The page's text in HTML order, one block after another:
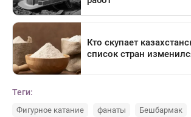
Теги:
Фигурное катание фанаты
Бешбармак